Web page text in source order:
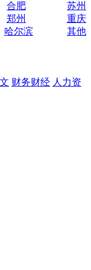
合肥
苏州
郑州
重庆
哈尔滨
其他
财务财经 人力资